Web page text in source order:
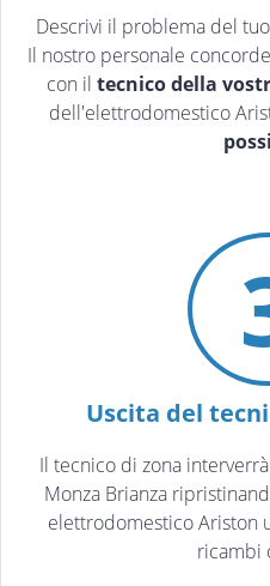
Descrivi il problema del
Il nostro personale
con il tecnico della
dell'elettrodomestico
Uscita del
Il tecnico di zona
Monza Brianza
elettrodomestico Ariston
ricambi